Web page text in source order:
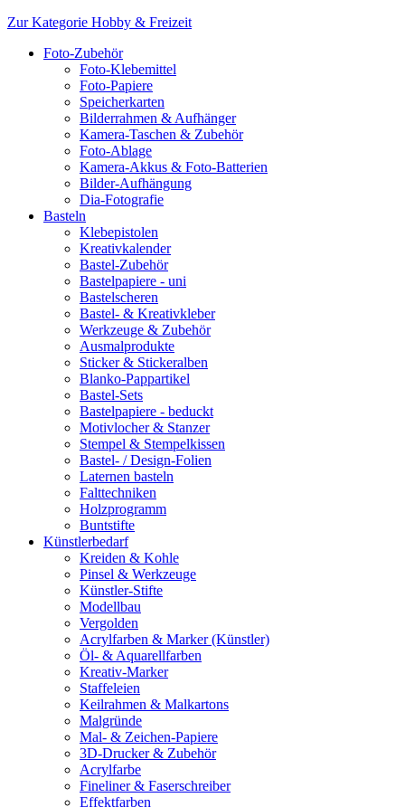
Zur Kategorie Hobby & Freizeit
Foto-Zubehör
Foto-Klebemittel
Foto-Papiere
Speicherkarten
Bilderrahmen & Aufhänger
Kamera-Taschen & Zubehör
Foto-Ablage
Kamera-Akkus & Foto-Batterien
Bilder-Aufhängung
Dia-Fotografie
Basteln
Klebepistolen
Kreativkalender
Bastel-Zubehör
Bastelpapiere - uni
Bastelscheren
Bastel- & Kreativkleber
Werkzeuge & Zubehör
Ausmalprodukte
Sticker & Stickeralben
Blanko-Pappartikel
Bastel-Sets
Bastelpapiere - beduckt
Motivlocher & Stanzer
Stempel & Stempelkissen
Bastel- / Design-Folien
Laternen basteln
Falttechniken
Holzprogramm
Buntstifte
Künstlerbedarf
Kreiden & Kohle
Pinsel & Werkzeuge
Künstler-Stifte
Modellbau
Vergolden
Acrylfarben & Marker (Künstler)
Öl- & Aquarellfarben
Kreativ-Marker
Staffeleien
Keilrahmen & Malkartons
Malgründe
Mal- & Zeichen-Papiere
3D-Drucker & Zubehör
Acrylfarbe
Fineliner & Faserschreiber
Effektfarben